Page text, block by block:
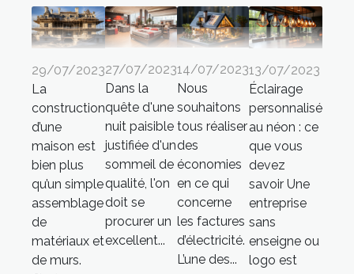
29/07/2023
La
construction
d’une
maison est
bien plus
qu’un simple
assemblage
de
matériaux et
de murs.
27/07/2023
Dans la
quête d'une
nuit paisible
justifiée d'un
sommeil de
qualité, l'on
doit se
procurer un
excellent...
14/07/2023
Nous
souhaitons
tous réaliser
des
économies
en ce qui
concerne
les factures
d’électricité.
L’une des...
13/07/2023
Éclairage
personnalisé
au néon : ce
que vous
devez
savoir Une
entreprise
sans
enseigne ou
logo est